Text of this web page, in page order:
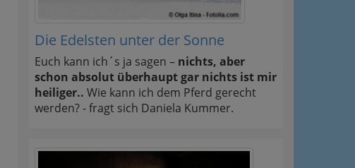
Die Edelsten unter der Sonne
Euch kann ich´s ja sagen – nichts, aber
schon absolut überhaupt gar nichts ist mir
heiliger.. Wie kann ich dem Pferd gerecht
werden? - fragt sich Daniela Kummer.